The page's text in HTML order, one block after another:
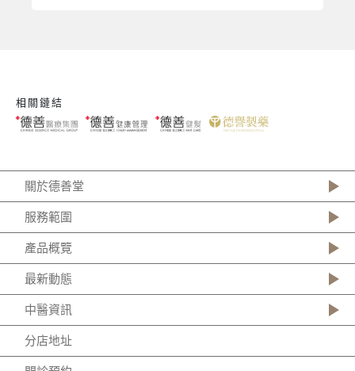
相關鏈結
關於德善堂
服務範圍
產品概覽
最新動態
中醫資訊
分店地址